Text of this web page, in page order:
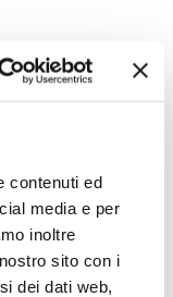
contenuti ed
media e per
inoltre
sito con i
dei dati web,
quale sia il Paese